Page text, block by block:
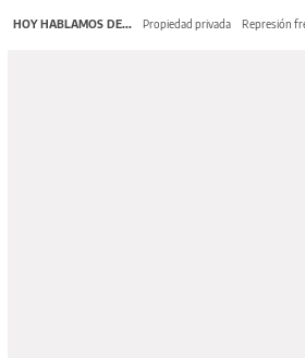
HOY HABLAMOS DE... Propiedad privada Represión